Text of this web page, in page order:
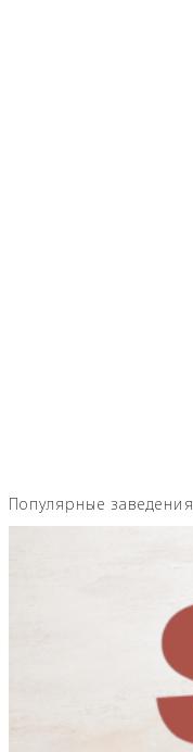
Популярные заведения